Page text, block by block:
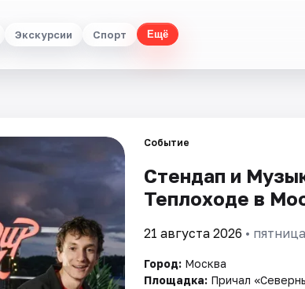
Экскурсии Спорт Ещё
Событие
Стендап и
Теплоходе в
21 августа 2026 •
Город: Москва
Площадка: Причал